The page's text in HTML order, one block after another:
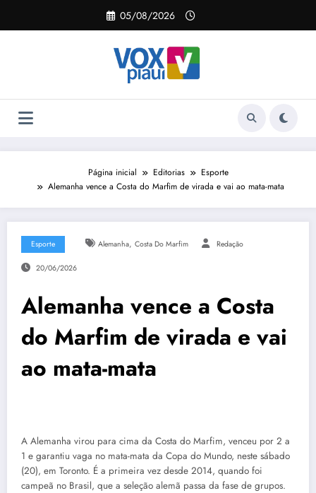
o
05/08/2026
Página inicial Editorias
Esporte
Alemanha vence a Costa do Marfim de virada e vai ao mata-mata
Esporte Alemanha, Costa Do Marfim Redação
20/06/2026
Alemanha vence a Costa
do Marfim de virada e vai
ao mata-mata
A Alemanha virou para cima da Costa do Marfim, venceu por 2 a
1 e garantiu vaga no mata-mata da Copa do Mundo, neste sábado
(20), em Toronto. É a primeira vez desde 2014, quando foi
campeã no Brasil, que a seleção alemã passa da fase de grupos.